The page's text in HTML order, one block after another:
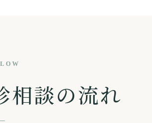
相談の流れ